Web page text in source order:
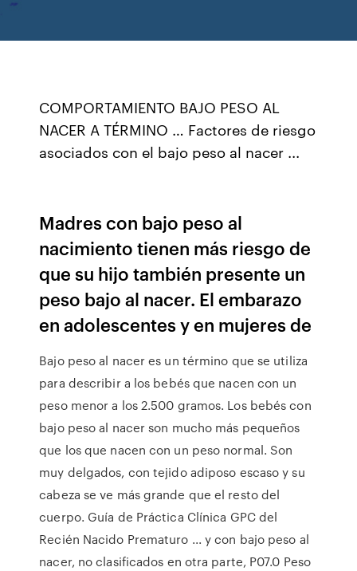
COMPORTAMIENTO BAJO PESO AL
NACER A TÉRMINO … Factores de riesgo
asociados con el bajo peso al nacer ...
Madres con bajo peso al
nacimiento tienen más riesgo de
que su hijo también presente un
peso bajo al nacer. El embarazo
en adolescentes y en mujeres de
Bajo peso al nacer es un término que se utiliza
para describir a los bebés que nacen con un
peso menor a los 2.500 gramos. Los bebés con
bajo peso al nacer son mucho más pequeños
que los que nacen con un peso normal. Son
muy delgados, con tejido adiposo escaso y su
cabeza se ve más grande que el resto del
cuerpo. Guía de Práctica Clínica GPC del
Recién Nacido Prematuro ... y con bajo peso al
nacer, no clasificados en otra parte, P07.0 Peso